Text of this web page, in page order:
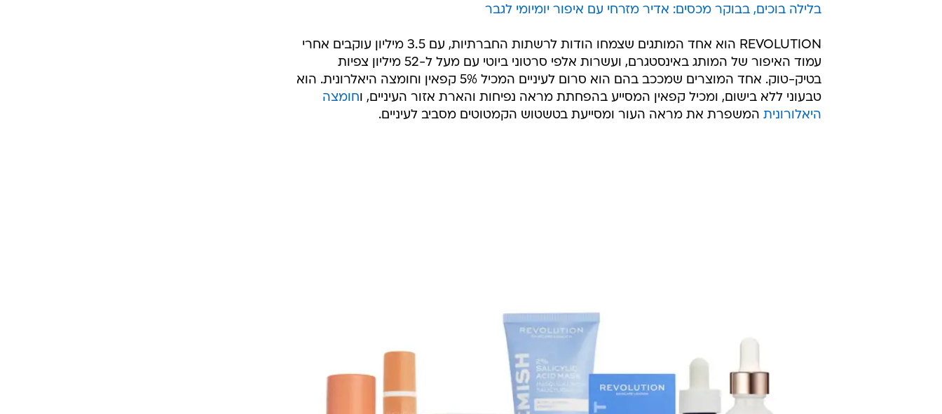
בלילה בוכים, בבוקר מכסים: אדיר מזרחי עם איפור יומיומי לגבר
REVOLUTION הוא אחד המותגים שצמחו הודות לרשתות החברתיות, עם 3.5 מיליון עוקבים אחרי
עמוד האיפור של המותג באינסטגרם, ועשרות אלפי סרטוני ביוטי עם מעל ל-52 מיליון צפיות
בטיק-טוק. אחד המוצרים שמככב בהם הוא סרום לעיניים המכיל 5% קפאין וחומצה היאלרונית. הוא
טבעוני ללא בישום, ומכיל קפאין המסייע בהפחתת מראה נפיחות והארת אזור העיניים, וחומצה
היאלורונית המשפרת את מראה העור ומסייעת בטשטוש הקמטוטים מסביב לעיניים.